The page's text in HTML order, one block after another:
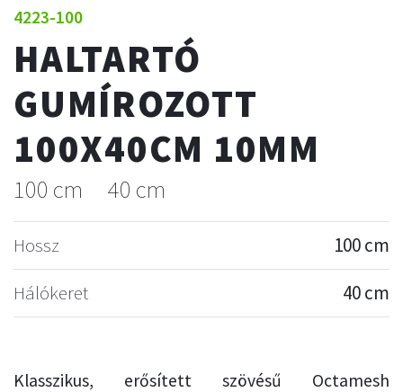
4223-100
HALTARTÓ
GUMÍROZOTT
100X40CM 10MM
100 cm 40 cm
Hossz
100 cm
Hálókeret
40 cm
Klasszikus, erősített szövésű Octamesh